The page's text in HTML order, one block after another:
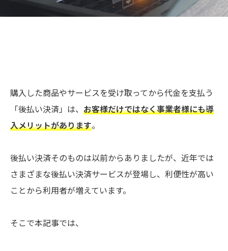
購入した商品やサービスを受け取ってから代金を支払う
「後払い決済」は、 お客様だけではなく事業者様にも導
入メリットがあります。
後払い決済そのものは以前からありましたが、近年では
さまざまな後払い決済サービスが登場し、利便性が高い
ことから利用者が増えています。
そこで本記事では、